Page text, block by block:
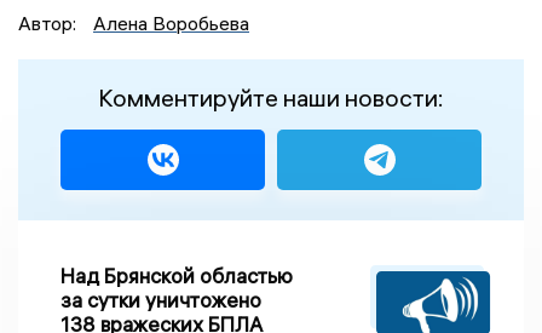
Автор:
Алена Воробьева
Комментируйте наши новости:
Над Брянской областью
за сутки уничтожено
138 вражеских БПЛА